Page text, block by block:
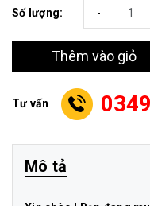
Số lượng: -
Thêm vào giỏ
Tư vấn
Mô tả